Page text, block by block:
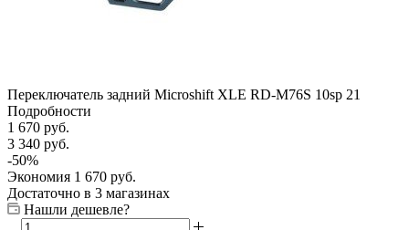
Переключатель задний Microshift XLE RD-M76S 10sp 21
Подробности
1 670 руб.
3 340 руб.
-50%
Экономия 1 670 руб.
Достаточно в 3 магазинах
Нашли дешевле?